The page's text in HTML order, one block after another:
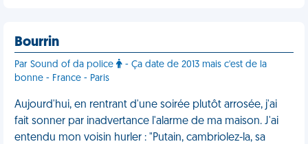
Bourrin
Par Sound of da police
- Ça date de 2013 mais c'est de la
bonne - France - Paris
Aujourd'hui, en rentrant d'une soirée plutôt arrosée, j'ai
fait sonner par inadvertance l'alarme de ma maison. J'ai
entendu mon voisin hurler : "Putain, cambriolez-la, sa